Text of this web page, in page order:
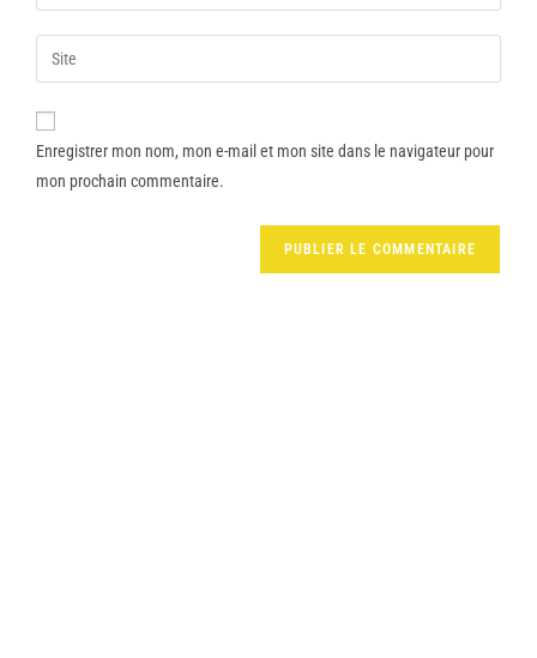
Enregistrer mon nom, mon e-mail et mon site dans le navigateur pour
mon prochain commentaire.